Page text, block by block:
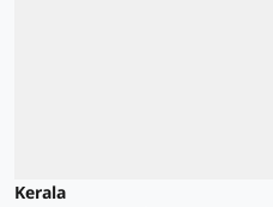
Kerala